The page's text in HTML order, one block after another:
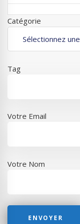
Catégorie
Tag
Votre Email
Votre Nom